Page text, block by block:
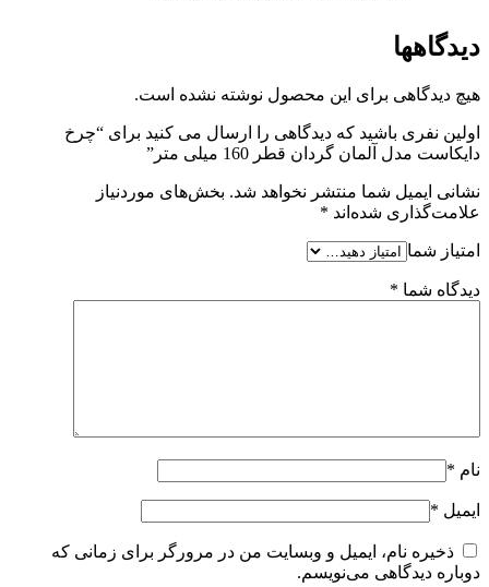
دیدگاهها
هیچ دیدگاهی برای این محصول نوشته نشده است.
اولین نفری باشید که دیدگاهی را ارسال می کنید برای “چرخ
دایکاست مدل آلمان گردان قطر 160 میلی متر”
نشانی ایمیل شما منتشر نخواهد شد. بخش‌های موردنیاز
علامت‌گذاری شده‌اند *
امتیاز شما
دیدگاه شما *
نام *
ایمیل *
ذخیره نام، ایمیل و وبسایت من در مرورگر برای زمانی که
دوباره دیدگاهی می‌نویسم.